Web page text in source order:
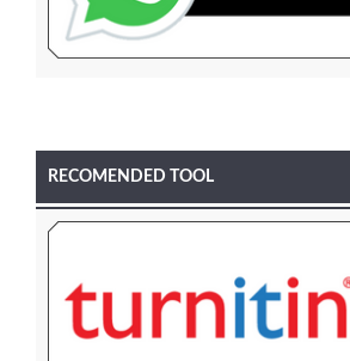
RECOMENDED TOOL